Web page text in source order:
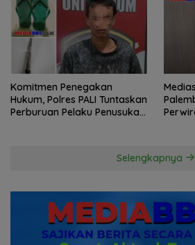
Komitmen Penegakan
Hukum, Polres PALI Tuntaskan
Perburuan Pelaku Penusukan
Selengkapnya